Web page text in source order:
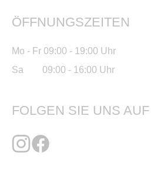
ÖFFNUNGSZEITEN
Mo - Fr 09:00 - 19:00 Uhr
Sa 09:00 - 16:00 Uhr
FOLGEN SIE UNS AUF